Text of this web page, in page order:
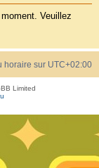
r
c
Veuillez
horaire sur UTC+02:00
Limited